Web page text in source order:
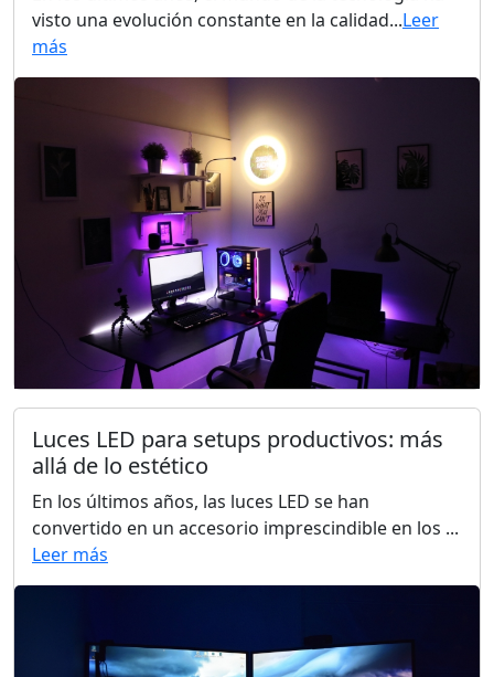
visto una evolución constante en la calidad...Leer
más
Luces LED para setups productivos: más
allá de lo estético
En los últimos años, las luces LED se han
convertido en un accesorio imprescindible en los ...
Leer más